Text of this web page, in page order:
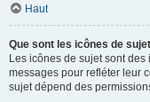
Haut
Que sont les icônes de
Les icônes de sujet sont
messages pour refléter leur
sujet dépend des